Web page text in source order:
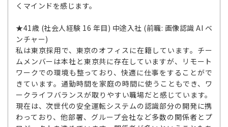
くマインドを感じます。
★41歳 (社会人経験 16 年目) 中途入社 (前職: 画像認識 AI ベ
ンチャー)
私は東京採用で、東京のオフィスに在籍しています。チー
ムメンバーは本社と東京共に存在していますが、リモート
ワークでの環境も整っており、快適に仕事をすることがで
きています。通勤時間を家庭の時間に使うこともでき、ワ
ークライフバランスが取りやすい職場だと感じています。
現在は、次世代の安全運転システムの認識部分の開発に携
わっており、他部署、グループ会社など多数の関係者とプ